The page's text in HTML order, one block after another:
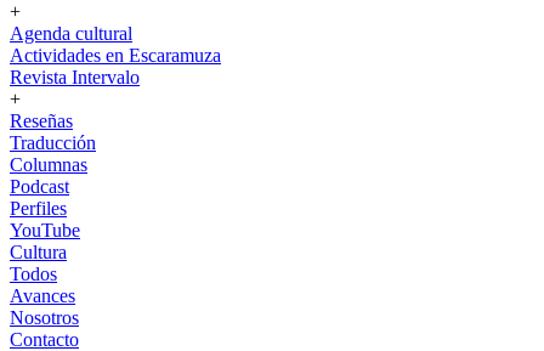
+
Agenda cultural
Actividades en Escaramuza
Revista Intervalo
+
Reseñas
Traducción
Columnas
Podcast
Perfiles
YouTube
Cultura
Todos
Avances
Nosotros
Contacto